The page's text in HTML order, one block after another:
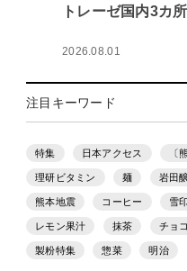
トレーゼ国内3カ
2026.08.01
注目キーワード
特集 日本アクセス 〔
理研ビタミン 麺 岩田
熊本地震 コーヒー 雪
レモン果汁 抹茶 チョ
製粉特集 惣菜 明治